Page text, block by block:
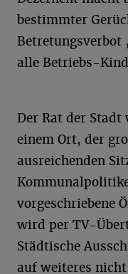
bestimmter
alle Betriebs-
Der Rat der Stadt
einem Ort, der
ausreichenden
vorgeschriebene
wird per TV-
Städtische
auf weiteres